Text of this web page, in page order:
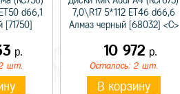
d66,1
р.
шт.
7,0\R17 5*112 ET46 d66,6
Алмаз черный [68032] <С>
10 972 р.
Осталось: 2 шт.
В корзину